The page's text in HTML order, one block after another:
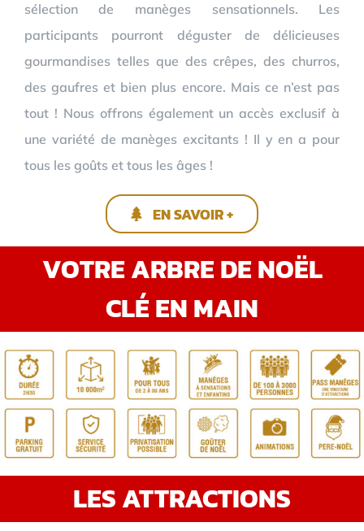
sélection de manèges sensationnels. Les
participants pourront déguster de délicieuses
gourmandises telles que des crêpes, des churros,
des gaufres et bien plus encore. Mais ce n’est pas
tout ! Nous offrons également un accès exclusif à
une variété de manèges excitants ! Il y en a pour
tous les goûts et tous les âges !
EN SAVOIR +
VOTRE ARBRE DE NOËL
CLÉ EN MAIN
LES ATTRACTIONS